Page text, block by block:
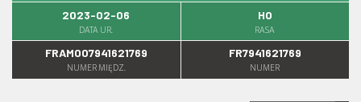
2023-02-06
DATA UR.
HO
RASA
FRAM007941621769
NUMER MIĘDZ.
FR7941621769
NUMER